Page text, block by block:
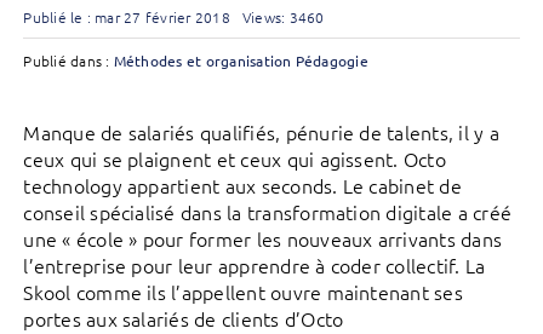
Publié le : mar 27 février 2018 Views: 3460
Publié dans : Méthodes et organisation Pédagogie
Manque de salariés qualifiés, pénurie de talents, il y a
ceux qui se plaignent et ceux qui agissent. Octo
technology appartient aux seconds. Le cabinet de
conseil spécialisé dans la transformation digitale a créé
une « école » pour former les nouveaux arrivants dans
l’entreprise pour leur apprendre à coder collectif. La
Skool comme ils l’appellent ouvre maintenant ses
portes aux salariés de clients d’Octo